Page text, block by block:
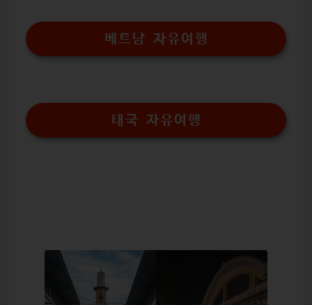
베트남 자유여행
태국 자유여행